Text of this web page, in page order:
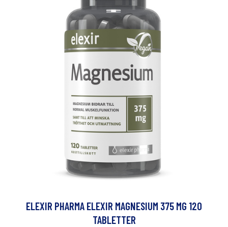
ELEXIR PHARMA ELEXIR MAGNESIUM 375 MG 120
TABLETTER